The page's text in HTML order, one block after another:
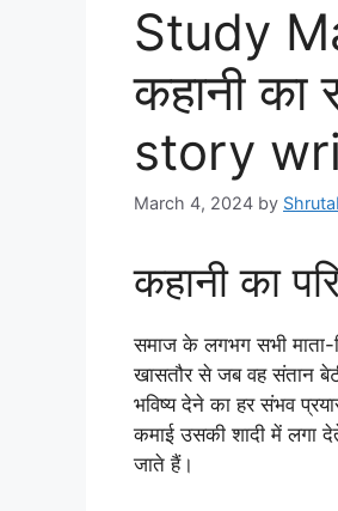
Study
कहानी
story
March 4, 2024 by
कहानी का
समाज के लगभग सभी माता-
खासतौर से जब वह संतान
भविष्य देने का हर संभव
कमाई उसकी शादी में लगा
जाते हैं।